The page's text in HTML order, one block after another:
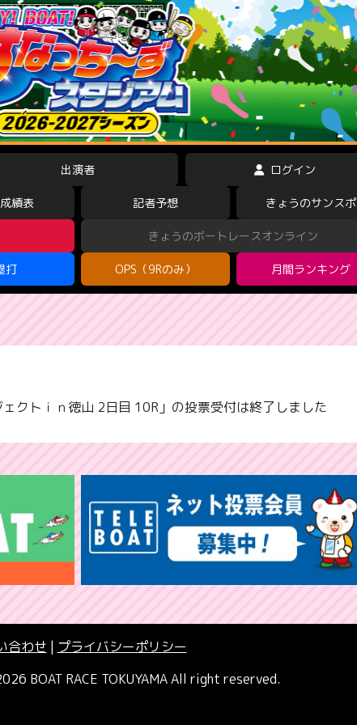
出演者 ログイン
績表 記者予想 きょうのサンスポ
きょうのボートレースオンライン
打 OPS（9Rのみ） 月間ランキング
ェクトｉｎ徳山 2日目 10R」の投票受付は終了しました
合わせ | プライバシーポリシー
BOAT RACE TOKUYAMA All right reserved.